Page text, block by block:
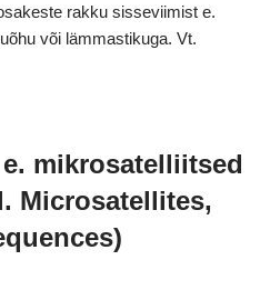
rakku sisseviimist e.
või lämmastikuga. Vt.
mikrosatelliitsed
Microsatellites,